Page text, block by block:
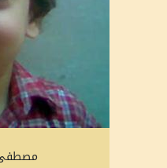
مصطفى وجيه حماد